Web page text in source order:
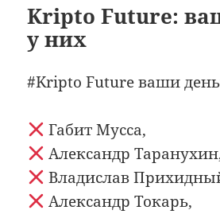
Kripto Future:
у них
#Kripto Future ваши
Габит Мусса,
Александр
Владислав
Александр Токарь,